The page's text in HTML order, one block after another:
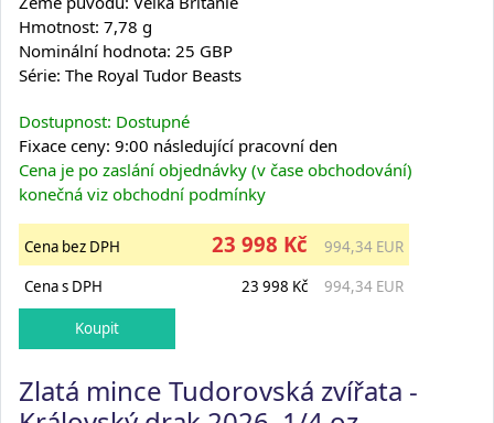
Hmotnost: 7,78 g
Nominální hodnota: 25 GBP
Série: The Royal Tudor Beasts
Dostupnost: Dostupné
Fixace ceny: 9:00 následující pracovní den
Cena je po zaslání objednávky (v čase obchodování)
konečná viz obchodní podmínky
Cena bez DPH 23 998 Kč
994,34 EUR
Cena s DPH
23 998 Kč 994,34 EUR
Zlatá mince Tudorovská zvířata -